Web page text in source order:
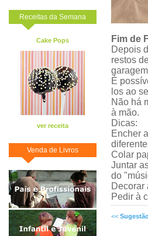
Receitas da Semana
Cake Pops
ver receita
Venda de Livros
Fim de
Depois
restos
É
los ao
Não há
à mão.
Dicas:
Encher
Colar
Juntar
do
Decorar
Pedir à
<<